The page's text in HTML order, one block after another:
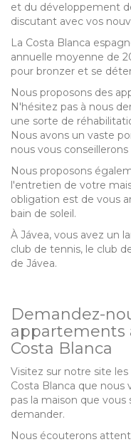
et du développement
discutant avec vos
La Costa Blanca
annuelle moyenne de
pour bronzer et se
Nous proposons des
N'hésitez pas à nous
une sorte de
Nous avons un vaste
nous vous
Nous proposons
l'entretien de votre
obligation est de vous
bain de soleil.
À Jávea, vous avez un
club de tennis, le club
de Jávea.
Demandez-
appartements
Costa Blanca
Visitez sur notre site
Costa Blanca que nous
pas la maison que vous
demander.
Nous écouterons